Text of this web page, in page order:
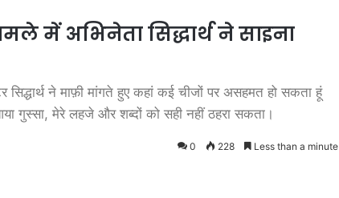
में अभिनेता सिद्धार्थ ने साइना
सिद्धार्थ ने माफ़ी मांगते हुए कहां कई चीजों पर असहमत हो सकता हूं
गुस्सा, मेरे लहजे और शब्दों को सही नहीं ठहरा सकता।
0 228 Less than a minute